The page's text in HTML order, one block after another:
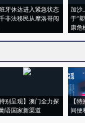
牙休达进入紧急状态
非法移民从摩洛哥闯
加沙
于“
康危
特别呈现】澳门全力探
语国家新渠道
【
间便